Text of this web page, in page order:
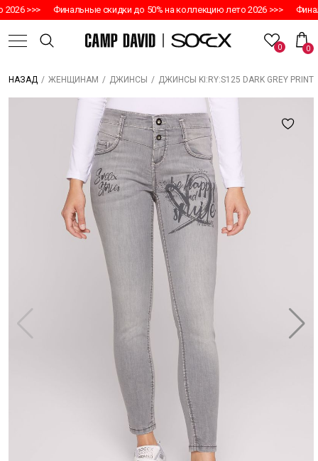
>>> Финальные скидки до 50% на коллекцию лето 2026 >>>
0 0
НАЗАД / ЖЕНЩИНАМ / ДЖИНСЫ / ДЖИНСЫ KI:RY:S125 DARK GREY